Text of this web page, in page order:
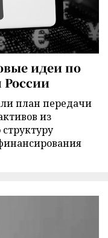
идеи по
план передачи
из